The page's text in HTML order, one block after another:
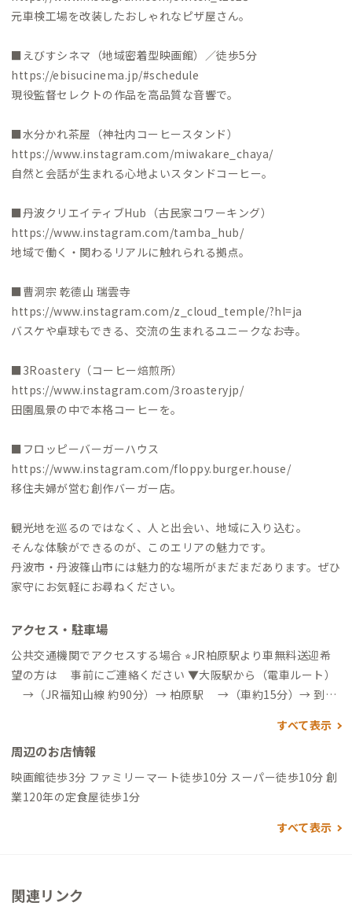
元車検工場を改装したおしゃれなピザ屋さん。
■えびすシネマ（地域密着型映画館）／徒歩5分
https://ebisucinema.jp/#schedule
現役監督セレクトの作品を高品質な音響で。
■水分かれ茶屋（神社内コーヒースタンド）
https://www.instagram.com/miwakare_chaya/
自然と会話が生まれる心地よいスタンドコーヒー。
■丹波クリエイティブHub（古民家コワーキング）
https://www.instagram.com/tamba_hub/
地域で働く・関わるリアルに触れられる拠点。
■曹洞宗 乾德山 瑞雲寺
https://www.instagram.com/z_cloud_temple/?hl=ja
バスケや卓球もできる、交流の生まれるユニークなお寺。
■3Roastery（コーヒー焙煎所）
https://www.instagram.com/3roasteryjp/
田園風景の中で本格コーヒーを。
■フロッピーバーガーハウス
https://www.instagram.com/floppy.burger.house/
移住夫婦が営む創作バーガー店。
観光地を巡るのではなく、人と出会い、地域に入り込む。
そんな体験ができるのが、このエリアの魅力です。
丹波市・丹波篠山市には魅力的な場所がまだまだあります。ぜひ
家守にお気軽にお尋ねください。
アクセス・駐車場
公共交通機関でアクセスする場合 ⭐︎JR柏原駅より車無料送迎希
望の方は 事前にご連絡ください ▼大阪駅から（電車ルート）
→（JR福知山線 約90分）→ 柏原駅 →（車約15分）→ 到着
バス 約90〜120分）→ 氷上バス停 →(徒歩15分、車で約5
分）→ 到着 ※城崎温泉行き高速バスの途中停留所 ▼三ノ宮駅か
ら〈JR尼崎乗換ルート〉 →（JR神戸線 新快速 約15分）→ 尼崎
駅 →（JR福知山線 丹波路快速 約75〜90分）→ 柏原駅 →（車約
約60分）→ 三田駅 →（JR福知山線 約60分）→ 柏原駅 →（車約
0分）→ 氷上IC →（一般道 約10分）→ 到着 ⸻ 自動車でアク
すべて表示
周辺のお店情報
映画館徒歩3分 ファミリーマート徒歩10分 スーパー徒歩10分 創
業120年の定食屋徒歩1分
すべて表示
関連リンク